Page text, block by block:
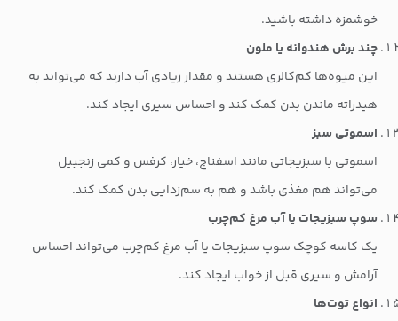
خوشمزه داشته باشید.
چند برش هندوانه یا ملون
این میوه‌ها کم‌کالری هستند و مقدار زیادی آب دارند که می‌تواند به
هیدراته ماندن بدن کمک کند و احساس سیری ایجاد کند.
اسموتی سبز
اسموتی با سبزیجاتی مانند اسفناج، خیار، کرفس و کمی زنجبیل
می‌تواند هم مغذی باشد و هم به سم‌زدایی بدن کمک کند.
سوپ سبزیجات یا آب مرغ کم‌چرب
یک کاسه کوچک سوپ سبزیجات یا آب مرغ کم‌چرب می‌تواند احساس
آرامش و سیری قبل از خواب ایجاد کند.
انواع توت‌ها